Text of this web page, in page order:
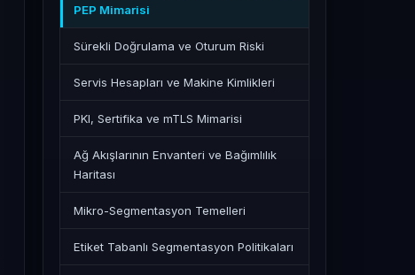
PEP Mimarisi
Sürekli Doğrulama ve Oturum Riski
Servis Hesapları ve Makine Kimlikleri
PKI, Sertifika ve mTLS Mimarisi
Ağ Akışlarının Envanteri ve Bağımlılık
Haritası
Mikro-Segmentasyon Temelleri
Etiket Tabanlı Segmentasyon Politikaları